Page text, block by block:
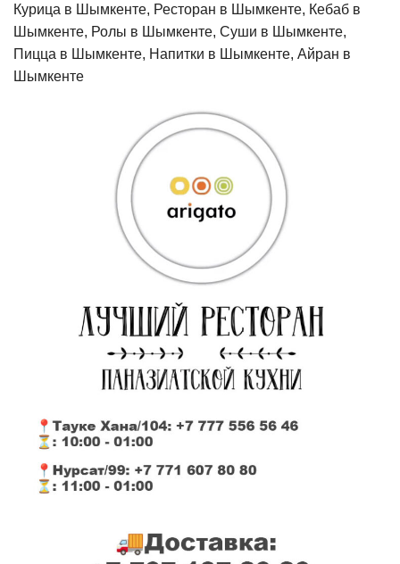
Курица в Шымкенте, Ресторан в Шымкенте, Кебаб в
Шымкенте, Ролы в Шымкенте, Суши в Шымкенте,
Пицца в Шымкенте, Напитки в Шымкенте, Айран в
Шымкенте